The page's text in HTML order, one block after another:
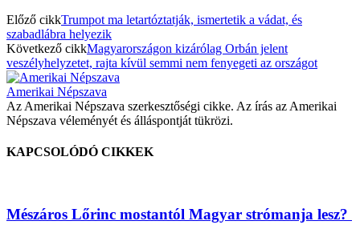
Előző cikkTrumpot ma letartóztatják, ismertetik a vádat, és
szabadlábra helyezik
Következő cikkMagyarországon kizárólag Orbán jelent
veszélyhelyzetet, rajta kívül semmi nem fenyegeti az országot
Amerikai Népszava
Az Amerikai Népszava szerkesztőségi cikke. Az írás az Amerikai
Népszava véleményét és álláspontját tükrözi.
KAPCSOLÓDÓ CIKKEK
Mészáros Lőrinc mostantól Magyar strómanja lesz?